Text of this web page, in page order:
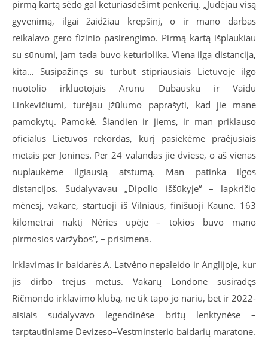
pirmą kartą sėdo gal keturiasdešimt penkerių. „Judėjau visą
gyvenimą, ilgai žaidžiau krepšinį, o ir mano darbas
reikalavo gero fizinio pasirengimo. Pirmą kartą išplaukiau
su sūnumi, jam tada buvo keturiolika. Viena ilga distancija,
kita… Susipažinęs su turbūt stipriausiais Lietuvoje ilgo
nuotolio irkluotojais Arūnu Dubausku ir Vaidu
Linkevičiumi, turėjau įžūlumo paprašyti, kad jie mane
pamokytų. Pamokė. Šiandien ir jiems, ir man priklauso
oficialus Lietuvos rekordas, kurį pasiekėme praėjusiais
metais per Jonines. Per 24 valandas jie dviese, o aš vienas
nuplaukėme ilgiausią atstumą. Man patinka ilgos
distancijos. Sudalyvavau „Dipolio iššūkyje“ – lapkričio
mėnesį, vakare, startuoji iš Vilniaus, finišuoji Kaune. 163
kilometrai naktį Nėries upėje – tokios buvo mano
pirmosios varžybos“, – prisimena.
Irklavimas ir baidarės A. Latvėno nepaleido ir Anglijoje, kur
jis dirbo trejus metus. Vakarų Londone susiradęs
Ričmondo irklavimo klubą, ne tik tapo jo nariu, bet ir 2022-
aisiais sudalyvavo legendinėse britų lenktynėse –
tarptautiniame Devizeso–Vestminsterio baidarių maratone.